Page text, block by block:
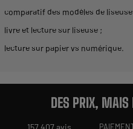
comparatif des modèles de
livre et lecture sur liseuse ;
lecture sur papier vs numérique.
DES PRIX,